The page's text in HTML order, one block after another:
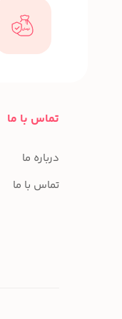
تماس با ما
درباره ما
تماس با ما